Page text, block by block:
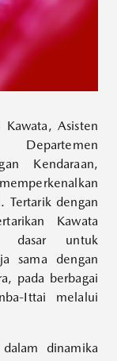
Asisten
Kendaraan,
Tertarik dengan
Kawata
dasar untuk
sama dengan
pada berbagai
Ittai melalui
dinamika